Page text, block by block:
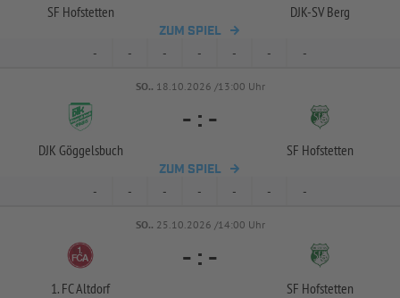
SF Hofstetten DJK-SV Berg
ZUM SPIEL
- - - - - - -
SO.. 18.10.2026 /13:00 Uhr
DJK Göggelsbuch
- : -
SF Hofstetten
ZUM SPIEL
- - - - - - -
SO.. 25.10.2026 /14:00 Uhr
1. FC Altdorf
- : -
SF Hofstetten